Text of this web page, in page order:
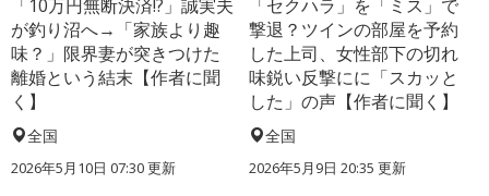
「10万円無断決済!?」誠実夫
が釣り沼へ→「家族より趣
味？」限界妻が突きつけた
離婚という結末【作者に聞
く】
全国
2026年5月10日 07:30 更新
「セクハラ」を「ミス」で
撃退？ツインの部屋を予約
した上司、女性部下の切れ
味鋭い反撃にに「スカッと
した」の声【作者に聞く】
全国
2026年5月9日 20:35 更新